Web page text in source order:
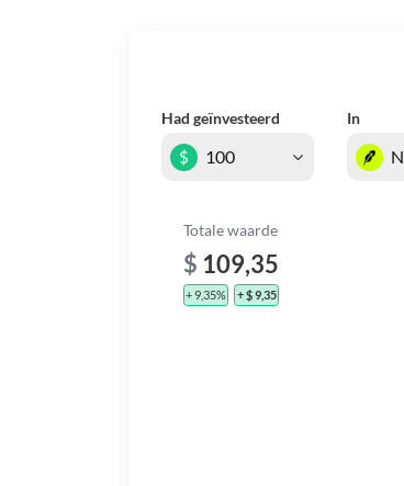
Had geïnvesteerd In
$
Totale waarde
$ 109,35
+ 9,35% + $ 9,35